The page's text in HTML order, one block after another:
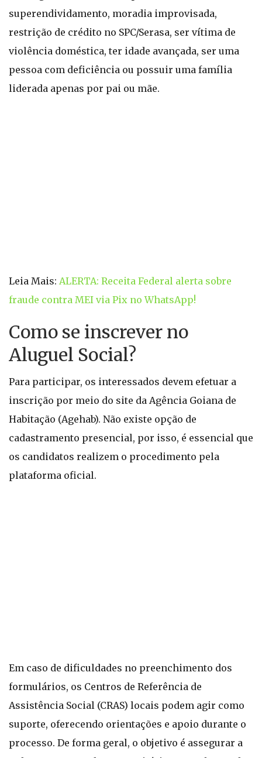
superendividamento, moradia improvisada,
restrição de crédito no SPC/Serasa, ser vítima de
violência doméstica, ter idade avançada, ser uma
pessoa com deficiência ou possuir uma família
liderada apenas por pai ou mãe.
Leia Mais: ALERTA: Receita Federal alerta sobre
fraude contra MEI via Pix no WhatsApp!
Como se inscrever no
Aluguel Social?
Para participar, os interessados devem efetuar a
inscrição por meio do site da Agência Goiana de
Habitação (Agehab). Não existe opção de
cadastramento presencial, por isso, é essencial que
os candidatos realizem o procedimento pela
plataforma oficial.
Em caso de dificuldades no preenchimento dos
formulários, os Centros de Referência de
Assistência Social (CRAS) locais podem agir como
suporte, oferecendo orientações e apoio durante o
processo. De forma geral, o objetivo é assegurar a